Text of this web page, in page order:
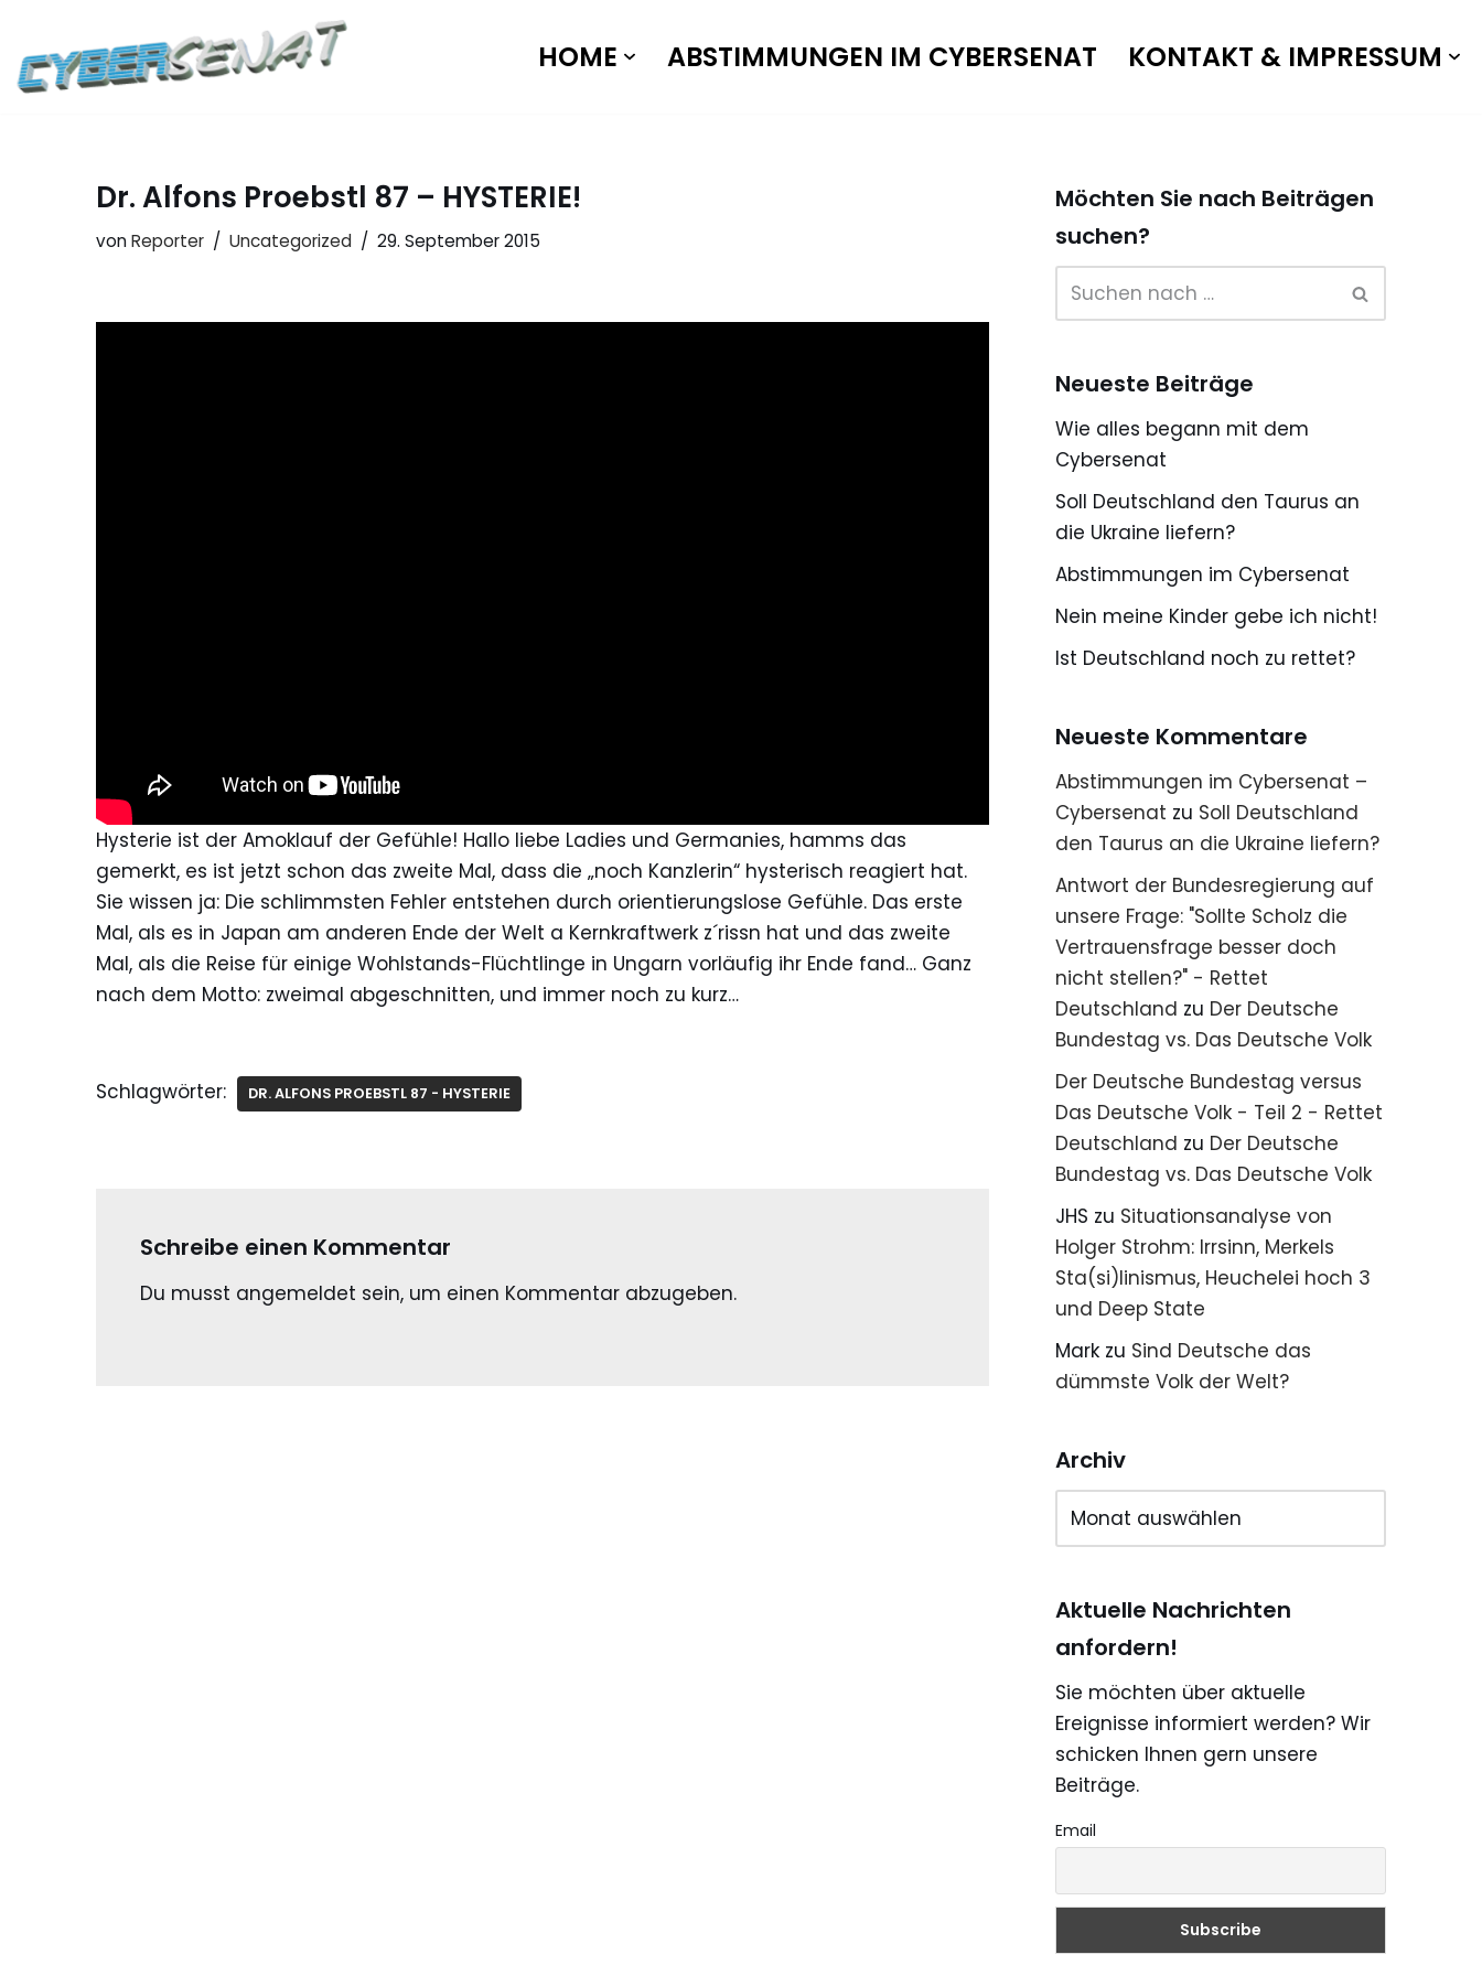
Zum
Inhalt
HOME ABSTIMMUNGEN IM CYBERSENAT KONTAKT & IMPRESSUM
Dr. Alfons Proebstl 87 – HYSTERIE!
vonReporter Uncategorized 29. September 2015
Hysterie ist der Amoklauf der Gefühle! Hallo liebe Ladies und Germanies, hamms das
gemerkt, es ist jetzt schon das zweite Mal, dass die „noch Kanzlerin“ hysterisch reagiert hat.
Sie wissen ja: Die schlimmsten Fehler entstehen durch orientierungslose Gefühle. Das erste
Mal, als es in Japan am anderen Ende der Welt a Kernkraftwerk z´rissn hat und das zweite
Mal, als die Reise für einige Wohlstands-Flüchtlinge in Ungarn vorläufig ihr Ende fand… Ganz
nach dem Motto: zweimal abgeschnitten, und immer noch zu kurz…
Schlagwörter: DR. ALFONS PROEBSTL 87 - HYSTERIE
Schreibe einen Kommentar
Du musst angemeldet sein, um einen Kommentar abzugeben.
Möchten Sie nach Beiträgen
suchen?
Neueste Beiträge
Wie alles begann mit dem
Cybersenat
Soll Deutschland den Taurus an
die Ukraine liefern?
Abstimmungen im Cybersenat
Nein meine Kinder gebe ich nicht!
Ist Deutschland noch zu rettet?
Neueste Kommentare
Abstimmungen im Cybersenat –
Cybersenat zu Soll Deutschland
den Taurus an die Ukraine liefern?
Antwort der Bundesregierung auf
unsere Frage: "Sollte Scholz die
Vertrauensfrage besser doch
nicht stellen?" - Rettet
Deutschland zu Der Deutsche
Bundestag vs. Das Deutsche Volk
Der Deutsche Bundestag versus
Das Deutsche Volk - Teil 2 - Rettet
Deutschland zu Der Deutsche
Bundestag vs. Das Deutsche Volk
JHS zu Situationsanalyse von
Holger Strohm: Irrsinn, Merkels
Sta(si)linismus, Heuchelei hoch 3
und Deep State
Mark zu Sind Deutsche das
dümmste Volk der Welt?
Archiv
Aktuelle Nachrichten
anfordern!
Sie möchten über aktuelle
Ereignisse informiert werden? Wir
schicken Ihnen gern unsere
Beiträge.
Email